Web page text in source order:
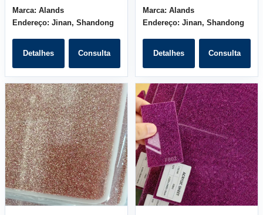
Marca: Alands
Endereço: Jinan, Shandong
Detalhes Consulta
Marca: Alands
Endereço: Jinan, Shandong
Detalhes Consulta